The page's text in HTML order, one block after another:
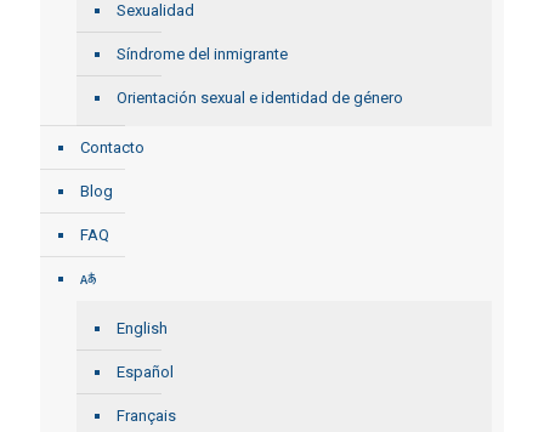
Sexualidad
Síndrome del inmigrante
Orientación sexual e identidad de género
Contacto
Blog
FAQ
English
Español
Français